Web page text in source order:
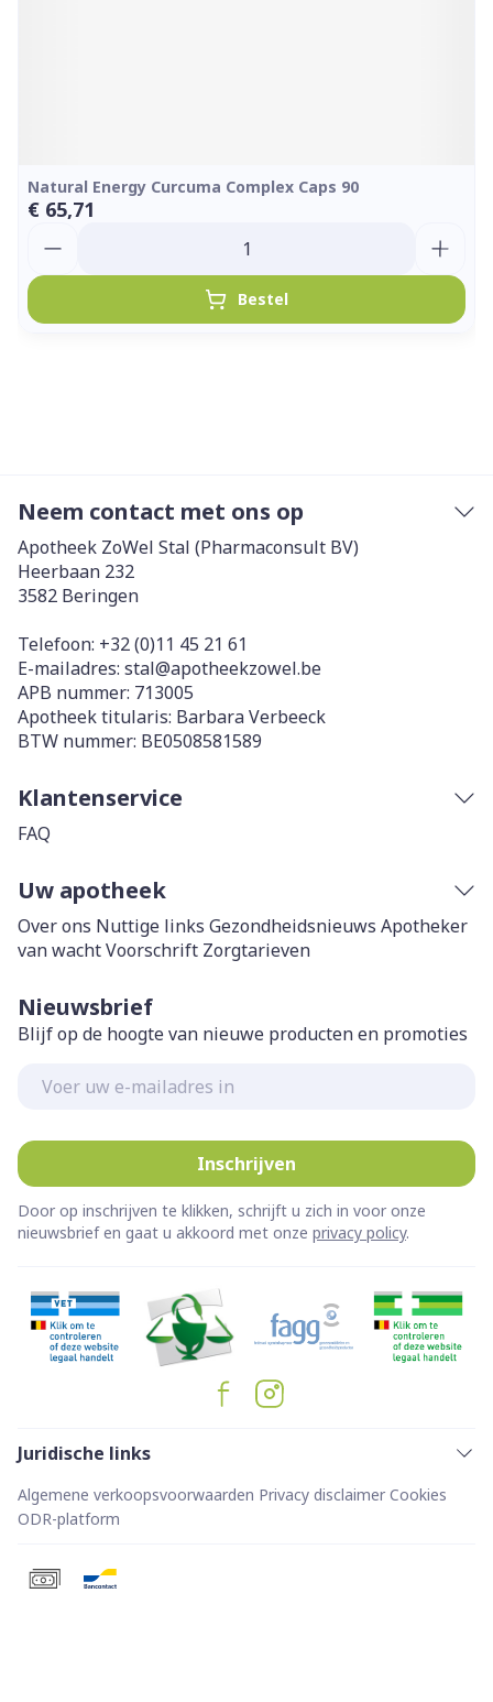
Natural Energy Curcuma Complex Caps 90
€ 65,71
Bestel
Neem contact met ons op
Apotheek ZoWel Stal (Pharmaconsult BV)
Heerbaan 232
3582 Beringen
Telefoon: +32 (0)11 45 21 61
E-mailadres: stal@apotheekzowel.be
APB nummer: 713005
Apotheek titularis: Barbara Verbeeck
BTW nummer: BE0508581589
Klantenservice
FAQ
Uw apotheek
Over ons Nuttige links Gezondheidsnieuws Apotheker
van wachtVoorschrift Zorgtarieven
Nieuwsbrief
Blijf op de hoogte van nieuwe producten en promoties
Inschrijven
Door op inschrijven te klikken, schrijft u zich in voor onze
nieuwsbrief en gaat u akkoord met onze privacy policy.
Juridische links
Algemene verkoopsvoorwaarden Privacy disclaimer Cookies
ODR-platform